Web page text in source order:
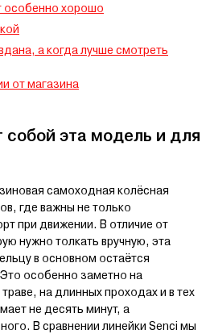
особенно хорошо
а когда лучше смотреть
от магазина
собой эта модель и для
самоходная колёсная
где важны не только
при движении. В отличие от
нужно толкать вручную, эта
в основном остаётся
Это особенно заметно на
на длинных проходах и в тех
не десять минут, а
В сравнении линейки Senci мы